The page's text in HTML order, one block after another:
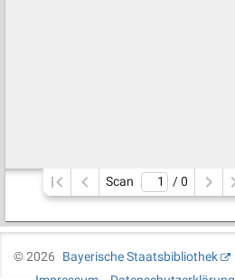
Scan / 0
©2026
Bayerische Staatsbibliothek